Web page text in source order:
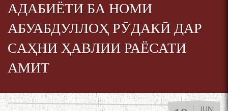
АДАБИЁТИ БА НОМИ
АБУАБДУЛЛОҲ РӮДАКӢ ДАР
САҲНИ ҲАВЛИИ РАЁСАТИ
АМИТ
JUN
The Persian Gulf Beautiful
poetry from Устод Мумин
Қаноат (Ustod Mumin Qanoat)
Mehrafarin about the conflict
Gulf